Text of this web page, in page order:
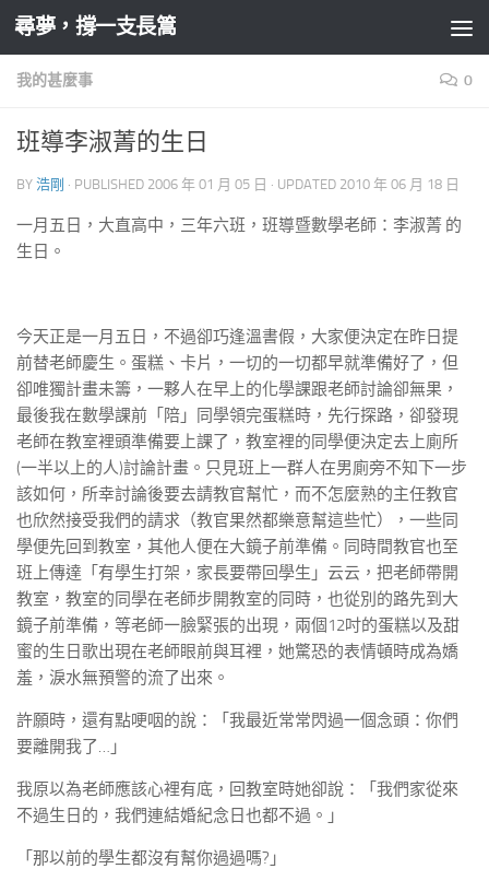
Skip to content
尋夢，撐一支長篙
我的甚麼事 0
班導李淑菁的生日
BY 浩剛 · PUBLISHED 2006 年 01 月 05 日 · UPDATED 2010 年 06 月 18 日
一月五日，大直高中，三年六班，班導暨數學老師：李淑菁 的
生日。
今天正是一月五日，不過卻巧逢溫書假，大家便決定在昨日提
前替老師慶生。蛋糕、卡片，一切的一切都早就準備好了，但
卻唯獨計畫未籌，一夥人在早上的化學課跟老師討論卻無果，
最後我在數學課前「陪」同學領完蛋糕時，先行探路，卻發現
老師在教室裡頭準備要上課了，教室裡的同學便決定去上廁所
(一半以上的人)討論計畫。只見班上一群人在男廁旁不知下一步
該如何，所幸討論後要去請教官幫忙，而不怎麼熟的主任教官
也欣然接受我們的請求（教官果然都樂意幫這些忙），一些同
學便先回到教室，其他人便在大鏡子前準備。同時間教官也至
班上傳達「有學生打架，家長要帶回學生」云云，把老師帶開
教室，教室的同學在老師步開教室的同時，也從別的路先到大
鏡子前準備，等老師一臉緊張的出現，兩個12吋的蛋糕以及甜
蜜的生日歌出現在老師眼前與耳裡，她驚恐的表情頓時成為嬌
羞，淚水無預警的流了出來。
許願時，還有點哽咽的說：「我最近常常閃過一個念頭：你們
要離開我了…」
我原以為老師應該心裡有底，回教室時她卻說：「我們家從來
不過生日的，我們連結婚紀念日也都不過。」
「那以前的學生都沒有幫你過過嗎?」